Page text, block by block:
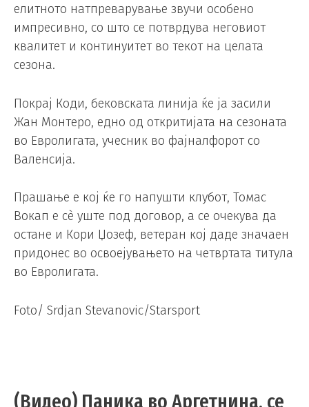
елитното натпреварување звучи особено
импресивно, со што се потврдува неговиот
квалитет и континуитет во текот на целата
сезона.
Покрај Коди, бековската линија ќе ја засили
Жан Монтеро, едно од откритијата на сезоната
во Евролигата, учесник во фајналфорот со
Валенсија.
Прашање е кој ќе го напушти клубот, Томас
Вокап е сè уште под договор, а се очекува да
остане и Кори Џозеф, ветеран кој даде значаен
придонес во освоејувањето на четвртата титула
во Евролигата.
Foto/ Srdjan Stevanovic/Starsport
(Видео) Паника во Аргетнина, се